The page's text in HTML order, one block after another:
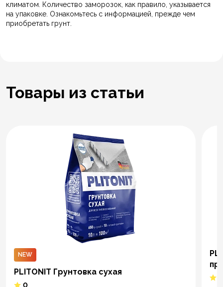
климатом. Количество заморозок, как правило, указывается
на упаковке. Ознакомьтесь с информацией, прежде чем
приобретать грунт.
Товары из статьи
NEW
PLITONIT Грунтовка сухая
0